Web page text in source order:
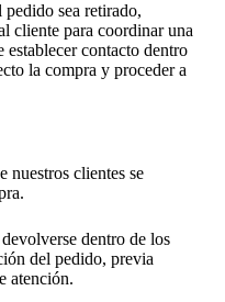
sea retirado,
cliente para coordinar una
establecer contacto dentro
la compra y proceder a
nuestros clientes se
dentro de los
del pedido, previa
atención.